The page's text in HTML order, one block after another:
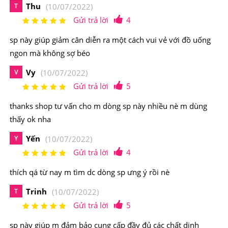
Bột ngũ cốc giảm cân Fly Girl giúp quá trình giảm cân
diễn ra nhanh chóng
2.Ngũ Cốc Hữu Cơ Lên Men Hỗ Trợ Giảm Cân
Fly Girl Hàn Quốc Hộp 14 Gói Có Nguồn Gốc
T Thu (10/07/2022)
Gửi trả lời
4
sp này giúp giảm cân diễn ra một cách vui vẻ với đồ uống
ngon mà không sợ béo
V Vy (10/07/2022)
Gửi trả lời
5
thanks shop tư vấn cho m dòng sp này nhiều nè m dùng
thấy ok nha
Y Yến (10/07/2022)
Gửi trả lời
4
thích qá từ nay m tìm dc dòng sp ưng ý rồi nè
T Trinh (10/07/2022)
Gửi trả lời
5
sp này giúp m đảm bảo cung cấp đầy đủ các chất dinh